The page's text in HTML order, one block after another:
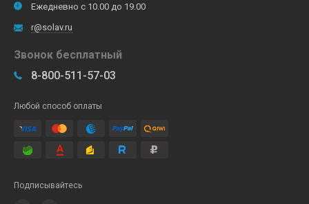
Ежедневно с 10.00 до 19.00
r@solav.ru
Звонок бесплатный
8-800-511-57-03
Любой способ оплаты
Подписывайтесь